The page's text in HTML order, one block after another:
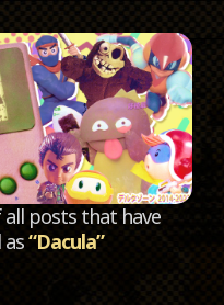
posts that have
“Dacula”